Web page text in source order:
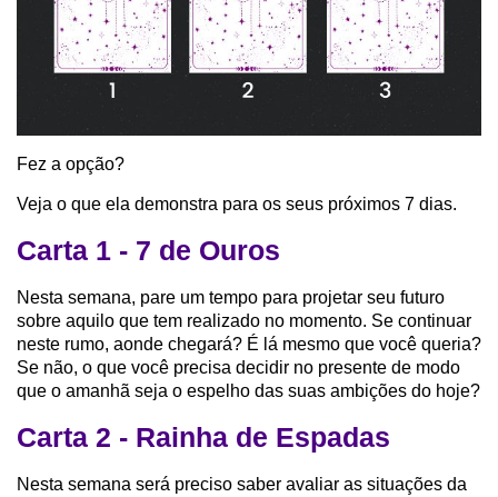
Fez a opção?
Veja o que ela demonstra para os seus próximos 7 dias.
Carta 1 - 7 de Ouros
Nesta semana, pare um tempo para projetar seu futuro
sobre aquilo que tem realizado no momento. Se continuar
neste rumo, aonde chegará? É lá mesmo que você queria?
Se não, o que você precisa decidir no presente de modo
que o amanhã seja o espelho das suas ambições do hoje?
Carta 2 - Rainha de Espadas
Nesta semana será preciso saber avaliar as situações da